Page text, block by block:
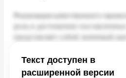
Текст доступен в
расширенной версии